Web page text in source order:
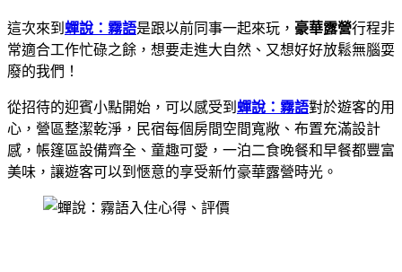
這次來到 蟬說：霧語是跟以前同事一起來玩， 豪華露營行程非
常適合工作忙碌之餘，想要走進大自然、又想好好放鬆無腦耍
廢的我們！
從招待的迎賓小點開始，可以感受到 蟬說：霧語對於遊客的用
心，營區整潔乾淨，民宿每個房間空間寬敞、布置充滿設計
感，帳篷區設備齊全、童趣可愛，一泊二食晚餐和早餐都豐富
美味，讓遊客可以到愜意的享受新竹豪華露營時光。